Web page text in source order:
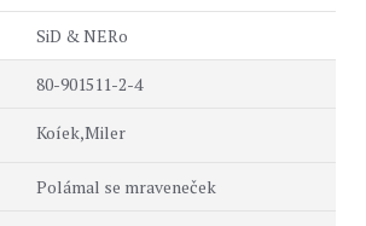
SiD & NERo
80-901511-2-4
Koíek,Miler
Polámal se mraveneček